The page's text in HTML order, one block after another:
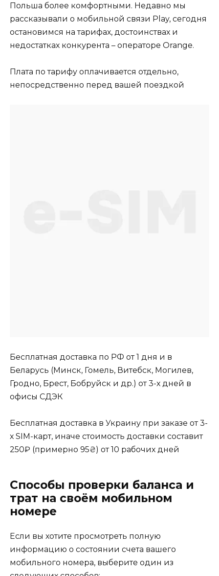
Польша более комфортными. Недавно мы
рассказывали о мобильной связи Play, сегодня
остановимся на тарифах, достоинствах и
недостатках конкурента – операторе Orange.
Плата по тарифу оплачивается отдельно,
непосредственно перед вашей поездкой
Бесплатная доставка по РФ от 1 дня и в
Беларусь (Минск, Гомель, Витебск, Могилев,
Гродно, Брест, Бобруйск и др.) от 3-х дней в
офисы СДЭК
Бесплатная доставка в Украину при заказе от 3-
х SIM-карт, иначе стоимость доставки составит
250₽ (примерно 95₴) от 10 рабочих дней
Способы проверки баланса и
трат на своём мобильном
номере
Если вы хотите просмотреть полную
информацию о состоянии счета вашего
мобильного номера, выберите один из